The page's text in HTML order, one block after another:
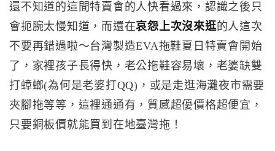
還不知道的這間特賣會的人快看過來，認識之後只
會扼腕太慢知道，而還在哀怨上次沒來逛的人這次
不要再錯過啦～台灣製造EVA拖鞋夏日特賣會開始
了，家裡孩子長得快，老公拖鞋容易壞，老婆缺雙
打蟑螂(為何是老婆打QQ)，或是走逛海灘夜市需要
夾腳拖等等，這裡通通有，質感超優價格超便宜，
只要銅板價就能買到在地臺灣拖！